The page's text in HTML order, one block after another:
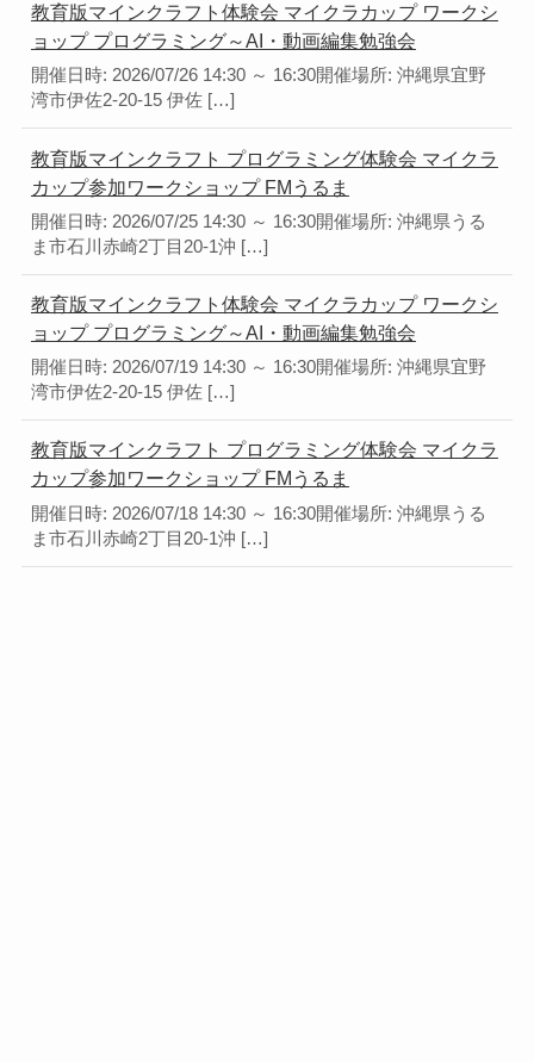
教育版マインクラフト体験会 マイクラカップ ワークシ
ョップ プログラミング～AI・動画編集勉強会
開催日時: 2026/07/26 14:30 ～ 16:30開催場所: 沖縄県宜野
湾市伊佐2-20-15 伊佐 […]
教育版マインクラフト プログラミング体験会 マイクラ
カップ参加ワークショップ FMうるま
開催日時: 2026/07/25 14:30 ～ 16:30開催場所: 沖縄県うる
ま市石川赤崎2丁目20-1沖 […]
教育版マインクラフト体験会 マイクラカップ ワークシ
ョップ プログラミング～AI・動画編集勉強会
開催日時: 2026/07/19 14:30 ～ 16:30開催場所: 沖縄県宜野
湾市伊佐2-20-15 伊佐 […]
教育版マインクラフト プログラミング体験会 マイクラ
カップ参加ワークショップ FMうるま
開催日時: 2026/07/18 14:30 ～ 16:30開催場所: 沖縄県うる
ま市石川赤崎2丁目20-1沖 […]